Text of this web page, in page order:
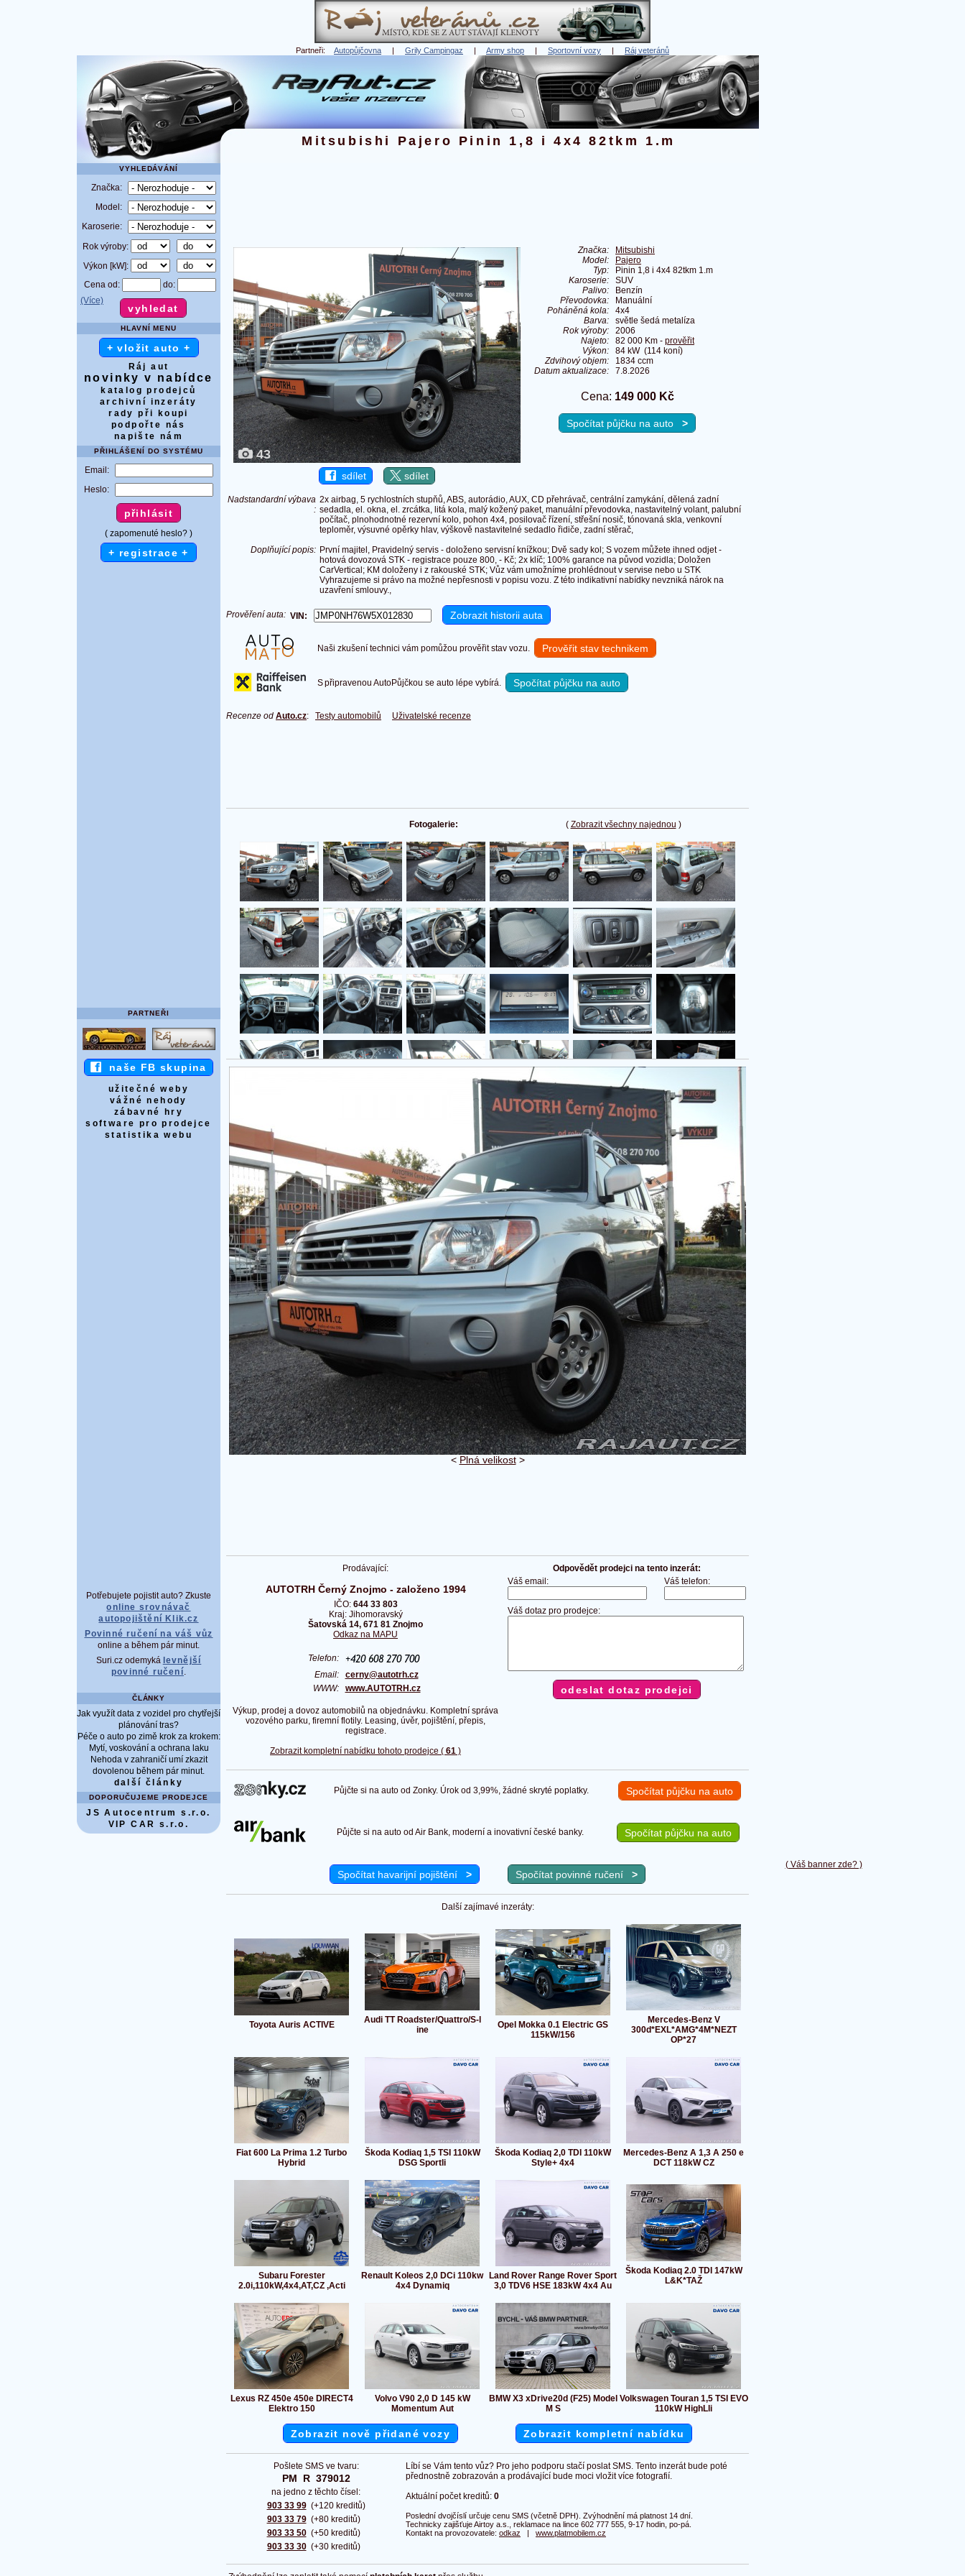
Partneři: Autopůjčovna | Grily Campingaz | Army shop | Sportovní vozy | Ráj veteránů
( Váš banner zde? )
Mitsubishi Pajero Pinin 1,8 i 4x4 82tkm 1.m
VYHLEDÁVÁNÍ
Značka:
Model:
Karoserie:
Rok výroby:
Výkon [kW]:
Cena od:
do:
(Více)
HLAVNÍ MENU
+ vložit auto +
Ráj aut
novinky v nabídce
katalog prodejců
archivní inzeráty
rady při koupi
podpořte nás
napište nám
PŘIHLÁŠENÍ DO SYSTÉMU
Email:
Heslo:
( zapomenuté heslo? )
+ registrace +
PARTNEŘI
naše FB skupina
užitečné weby
vážné nehody
zábavné hry
software pro prodejce
statistika webu
Potřebujete pojistit auto? Zkuste
online srovnávač
autopojištění Klik.cz
Povinné ručení na váš vůz
online a během pár minut.
Suri.cz odemyká levnější
povinné ručení.
ČLÁNKY
Jak využít data z vozidel pro chytřejší
plánování tras?
Péče o auto po zimě krok za krokem:
Mytí, voskování a ochrana laku
Nehoda v zahraničí umí zkazit
dovolenou během pár minut.
další články
DOPORUČUJEME PRODEJCE
JS Autocentrum s.r.o.
VIP CAR s.r.o.
43
sdílet sdílet
Značka:
Mitsubishi
Model:
Pajero
Typ:
Pinin 1,8 i 4x4 82tkm 1.m
Karoserie:
SUV
Palivo:
Benzín
Převodovka:
Manuální
Poháněná kola:
4x4
Barva:
světle šedá metalíza
Rok výroby:
2006
Najeto:
82 000 Km - prověřit
Výkon:
84 kW (114 koní)
Zdvihový objem:
1834 ccm
Datum aktualizace:
7.8.2026
Cena: 149 000 Kč
Spočítat půjčku na auto >
Nadstandardní výbava
:
2x airbag, 5 rychlostních stupňů, ABS, autorádio, AUX, CD přehrávač, centrální zamykání, dělená zadní
sedadla, el. okna, el. zrcátka, litá kola, malý kožený paket, manuální převodovka, nastavitelný volant, palubní
počítač, plnohodnotné rezervní kolo, pohon 4x4, posilovač řízení, střešní nosič, tónovaná skla, venkovní
teploměr, výsuvné opěrky hlav, výškově nastavitelné sedadlo řidiče, zadní stěrač,
Doplňující popis: První majitel, Pravidelný servis - doloženo servisní knížkou; Dvě sady kol; S vozem můžete ihned odjet -
hotová dovozová STK - registrace pouze 800, - Kč; 2x klíč; 100% garance na původ vozidla; Doložen
CarVertical; KM doloženy i z rakouské STK; Vůz vám umožníme prohlédnout v servise nebo u STK
Vyhrazujeme si právo na možné nepřesnosti v popisu vozu. Z této indikativní nabídky nevzniká nárok na
uzavření smlouvy.,
Prověření auta: VIN:
Naši zkušení technici vám pomůžou prověřit stav vozu. Prověřit stav technikem
S připravenou AutoPůjčkou se auto lépe vybírá. Spočítat půjčku na auto
Recenze od Auto.cz: Testy automobilů Uživatelské recenze
( Zobrazit všechny najednou )
Fotogalerie:
< Plná velikost>
Prodávající:
AUTOTRH Černý Znojmo - založeno 1994
IČO: 644 33 803
Kraj: Jihomoravský
Šatovská 14, 671 81 Znojmo
Odkaz na MAPU
Telefon:
Email: cerny@autotrh.cz
WWW: www.AUTOTRH.cz
Výkup, prodej a dovoz automobilů na objednávku. Kompletní správa
vozového parku, firemní flotily. Leasing, úvěr, pojištění, přepis,
registrace.
Zobrazit kompletní nabídku tohoto prodejce ( 61 )
Odpovědět prodejci na tento inzerát:
Váš email:
Váš telefon:
Váš dotaz pro prodejce:
Půjčte si na auto od Zonky. Úrok od 3,99%, žádné skryté poplatky. Spočítat půjčku na auto
Půjčte si na auto od Air Bank, moderní a inovativní české banky. Spočítat půjčku na auto
Spočítat havarijní pojištění > Spočítat povinné ručení >
Další zajímavé inzeráty:
Toyota Auris ACTIVE
Audi TT Roadster/Quattro/S-l
ine
Opel Mokka 0.1 Electric GS
115kW/156
Mercedes-Benz V
300d*EXL*AMG*4M*NEZT
OP*27
Fiat 600 La Prima 1.2 Turbo
Hybrid
Škoda Kodiaq 1,5 TSI 110kW
DSG Sportli
Škoda Kodiaq 2,0 TDI 110kW
Style+ 4x4
Mercedes-Benz A 1,3 A 250 e
DCT 118kW CZ
Subaru Forester
2.0i,110kW,4x4,AT,CZ ,Acti
Renault Koleos 2,0 DCi 110kw
4x4 Dynamiq
Land Rover Range Rover Sport
3,0 TDV6 HSE 183kW 4x4 Au
Škoda Kodiaq 2.0 TDI 147kW
L&K*TAŽ
Lexus RZ 450e 450e DIRECT4
Elektro 150
Volvo V90 2,0 D 145 kW
Momentum Aut
BMW X3 xDrive20d (F25) Model
M S
Volkswagen Touran 1,5 TSI EVO
110kW HighLli
Zobrazit nově přidané vozy Zobrazit kompletní nabídku
Pošlete SMS ve tvaru:
PM  R  379012
na jedno z těchto čísel:
903 33 99
903 33 79
903 33 50
903 33 30
(+120 kreditů)
(+80 kreditů)
(+50 kreditů)
(+30 kreditů)
Líbí se Vám tento vůz? Pro jeho podporu stačí poslat SMS. Tento inzerát bude poté
přednostně zobrazován a prodávající bude moci vložit více fotografií.
Aktuální počet kreditů: 0
Poslední dvojčíslí určuje cenu SMS (včetně DPH). Zvýhodnění má platnost 14 dní.
Technicky zajišťuje Airtoy a.s., reklamace na lince 602 777 555, 9-17 hodin, po-pá.
Kontakt na provozovatele: odkaz | www.platmobilem.cz